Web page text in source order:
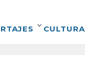
CULTURA